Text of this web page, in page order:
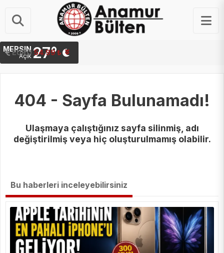
EURO 54.99 ₺
STERLIN 64.23 ₺
MERSIN
Açık 27°
404 - Sayfa Bulunamadı!
Ulaşmaya çalıştığınız sayfa silinmiş, adı
değiştirilmiş veya hiç oluşturulmamış olabilir.
Bu haberleri inceleyebilirsiniz